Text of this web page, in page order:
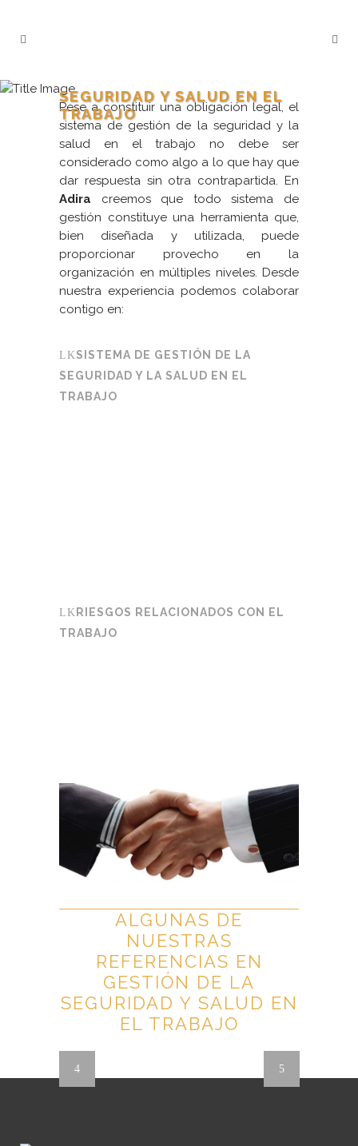
SEGURIDAD Y SALUD EN EL
TRABAJO
Pese a constituir una obligación legal, el
sistema de gestión de la seguridad y la
salud en el trabajo no debe ser
considerado como algo a lo que hay que
dar respuesta sin otra contrapartida. En
Adira creemos que todo sistema de
gestión constituye una herramienta que,
bien diseñada y utilizada, puede
proporcionar provecho en la
organización en múltiples niveles. Desde
nuestra experiencia podemos colaborar
contigo en:
SISTEMA DE GESTIÓN DE LA
SEGURIDAD Y LA SALUD EN EL
TRABAJO
RIESGOS RELACIONADOS CON EL
TRABAJO
ALGUNAS DE
NUESTRAS
REFERENCIAS EN
GESTIÓN DE LA
SEGURIDAD Y SALUD EN
EL TRABAJO